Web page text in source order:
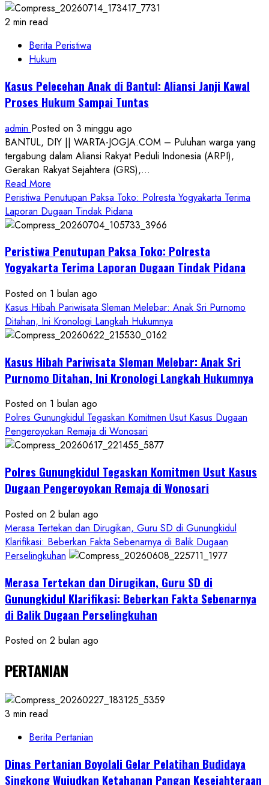
2 min read
Berita Peristiwa
Hukum
Kasus Pelecehan Anak di Bantul: Aliansi Janji Kawal
Proses Hukum Sampai Tuntas
admin Posted on 3 minggu ago
BANTUL, DIY || WARTA-JOGJA.COM – Puluhan warga yang
tergabung dalam Aliansi Rakyat Peduli Indonesia (ARPI),
Gerakan Rakyat Sejahtera (GRS),...
Read More
more
about
Kasus
Anak
di
Aliansi
Janji
Kawal
Proses
Sampai
Tuntas
Peristiwa Penutupan Paksa Toko: Polresta Yogyakarta Terima
Laporan Dugaan Tindak Pidana
Peristiwa Penutupan Paksa Toko: Polresta
Yogyakarta Terima Laporan Dugaan Tindak Pidana
Posted on 1 bulan ago
Kasus Hibah Pariwisata Sleman Melebar: Anak Sri Purnomo
Ditahan, Ini Kronologi Langkah Hukumnya
Kasus Hibah Pariwisata Sleman Melebar: Anak Sri
Purnomo Ditahan, Ini Kronologi Langkah Hukumnya
Posted on 1 bulan ago
Polres Gunungkidul Tegaskan Komitmen Usut Kasus Dugaan
Pengeroyokan Remaja di Wonosari
Polres Gunungkidul Tegaskan Komitmen Usut Kasus
Dugaan Pengeroyokan Remaja di Wonosari
Posted on 2 bulan ago
Merasa Tertekan dan Dirugikan, Guru SD di Gunungkidul
Klarifikasi: Beberkan Fakta Sebenarnya di Balik Dugaan
Perselingkuhan
Merasa Tertekan dan Dirugikan, Guru SD di
Gunungkidul Klarifikasi: Beberkan Fakta Sebenarnya
di Balik Dugaan Perselingkuhan
Posted on 2 bulan ago
PERTANIAN
3 min read
Berita Pertanian
Dinas Pertanian Boyolali Gelar Pelatihan Budidaya
Singkong Wujudkan Ketahanan Pangan Kesejahteraan